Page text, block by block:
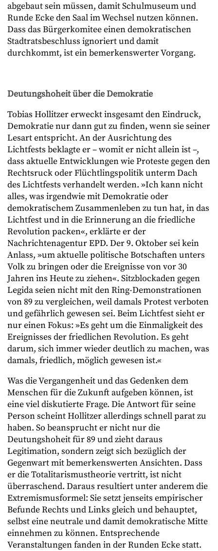
abgebaut sein müssen, damit Schulmuseum und
Runde Ecke den Saal im Wechsel nutzen können.
Dass das Bürgerkomitee einen demokratischen
Stadtratsbeschluss ignoriert und damit
durchkommt, ist ein bemerkenswerter Vorgang.
Deutungshoheit über die Demokratie
Tobias Hollitzer erweckt insgesamt den Eindruck,
Demokratie nur dann gut zu finden, wenn sie seiner
Lesart entspricht. An der Ausrichtung des
Lichtfests beklagte er – womit er nicht allein ist –,
dass aktuelle Entwicklungen wie Proteste gegen den
Rechtsruck oder Flüchtlingspolitik unterm Dach
des Lichtfests verhandelt werden. »Ich kann nicht
alles, was irgendwie mit Demokratie oder
demokratischem Zusammenleben zu tun hat, in das
Lichtfest und in die Erinnerung an die friedliche
Revolution packen«, erklärte er der
Nachrichtenagentur EPD. Der 9. Oktober sei kein
Anlass, »um aktuelle politische Botschaften unters
Volk zu bringen oder die Ereignisse von vor 30
Jahren ins Heute zu ziehen«. Sitzblockaden gegen
Legida seien nicht mit den Ring-Demonstrationen
von 89 zu vergleichen, weil damals Protest verboten
und gefährlich gewesen sei. Beim Lichtfest sieht er
nur einen Fokus: »Es geht um die Einmaligkeit des
Ereignisses der friedlichen Revolution. Es geht
darum, sich immer wieder deutlich zu machen, was
damals, friedlich, möglich gewesen ist.«
Was die Vergangenheit und das Gedenken dem
Menschen für die Zukunft aufgeben können, ist
eine viel diskutierte Frage. Die Antwort für seine
Person scheint Hollitzer allerdings schnell parat zu
haben. So beansprucht er nicht nur die
Deutungshoheit für 89 und zieht daraus
Legitimation, sondern zeigt sich bezüglich der
Gegenwart mit bemerkenswerten Ansichten. Dass
er die Totalitarismustheorie vertritt, ist nicht
überraschend. Daraus resultiert unter anderem die
Extremismusformel: Sie setzt jenseits empirischer
Befunde Rechts und Links gleich und behauptet,
selbst eine neutrale und damit demokratische Mitte
einnehmen zu können. Entsprechende
Veranstaltungen fanden in der Runden Ecke statt.